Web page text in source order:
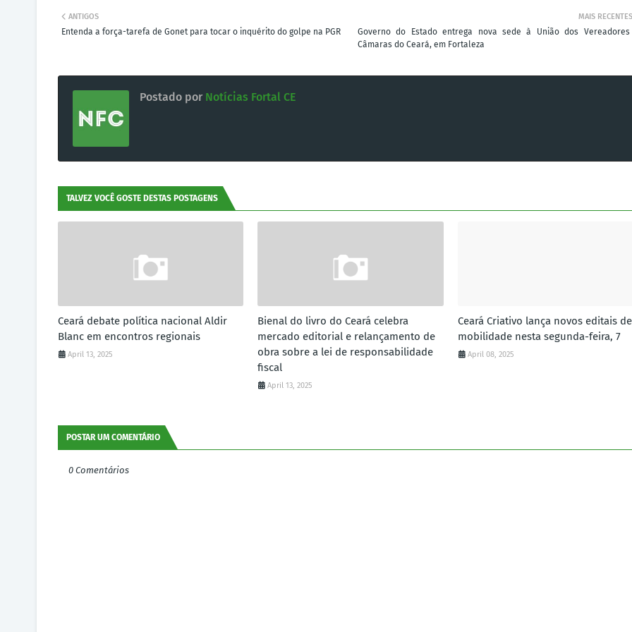
MAIS RECENTES
Governo do Estado entrega nova sede à União dos
Câmaras do Ceará, em Fortaleza
ANTIGOS
Entenda a força-tarefa de Gonet para tocar o inquérito do golpe na PGR
Postado por Notícias Fortal CE
TALVEZ VOCÊ GOSTE DESTAS POSTAGENS
Ceará debate política nacional Aldir
Blanc em encontros regionais
April 13, 2025
Bienal do livro do Ceará celebra
mercado editorial e relançamento de
obra sobre a lei de responsabilidade
fiscal
April 13, 2025
Ceará Criativo lança novos editais de
mobilidade nesta segunda-feira, 7
April 08, 2025
POSTAR UM COMENTÁRIO
0 Comentários